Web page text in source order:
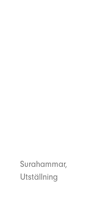
Surahammar,
Utställning